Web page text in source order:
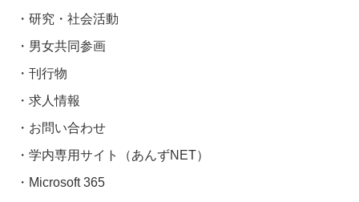
研究・社会活動
男女共同参画
刊行物
求人情報
お問い合わせ
学内専用サイト（あんずNET）
Microsoft 365